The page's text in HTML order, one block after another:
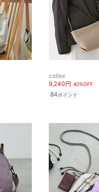
collex
9,240円 40%OFF
84ポイント